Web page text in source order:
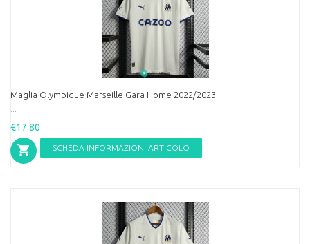
Maglia Olympique Marseille Gara Home 2022/2023
€17.80
SCHEDA INFORMAZIONI ARTICOLO